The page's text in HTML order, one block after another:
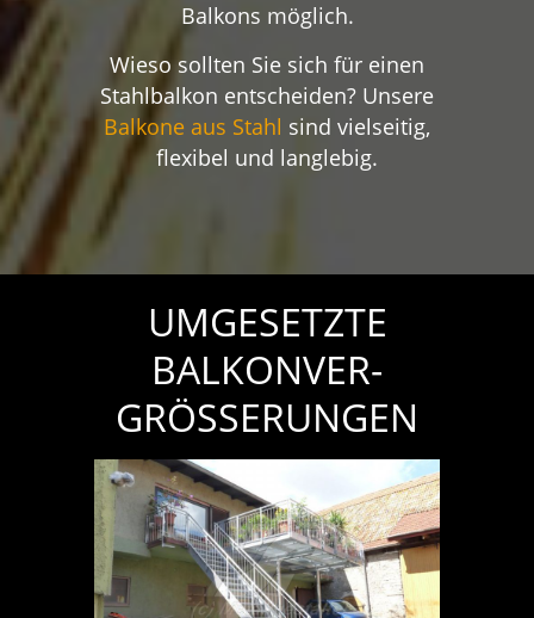
Balkons möglich.
Wieso sollten Sie sich für einen
Stahlbalkon entscheiden? Unsere
Balkone aus Stahl sind vielseitig,
flexibel und langlebig.
UMGE­­­­SETZTE
BALKON­­­­VER­­­­
GRÖSSER­­­­UNGEN